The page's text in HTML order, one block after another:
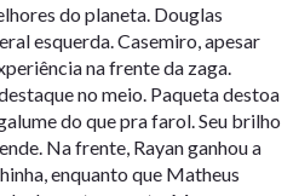
do planeta. Douglas
esquerda. Casemiro, apesar
na frente da zaga.
no meio. Paqueta destoa
do que pra farol. Seu brilho
Na frente, Rayan ganhou a
enquanto que Matheus